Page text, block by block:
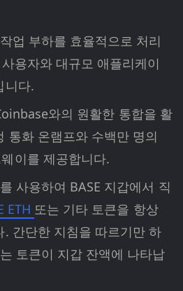
업 부하를 효율적으로 처리
용자와 대규모 애플리케이
니다.
와의 원활한 통합을 활
통화 온램프와 수백만 명의
이를 제공합니다.
사용하여 BASE 지갑에서 직
ETH 또는 기타 토큰을 항상
. 간단한 지침을 따르기만 하
토큰이 지갑 잔액에 나타납